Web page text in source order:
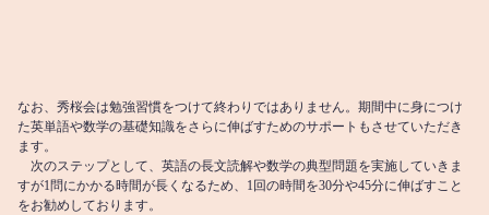
なお、秀桜会は勉強習慣をつけて終わりではありません。期間中に身につけ
た英単語や数学の基礎知識をさらに伸ばすためのサポートもさせていただき
ます。
次のステップとして、英語の長文読解や数学の典型問題を実施していきま
すが1問にかかる時間が長くなるため、1回の時間を30分や45分に伸ばすこと
をお勧めしております。